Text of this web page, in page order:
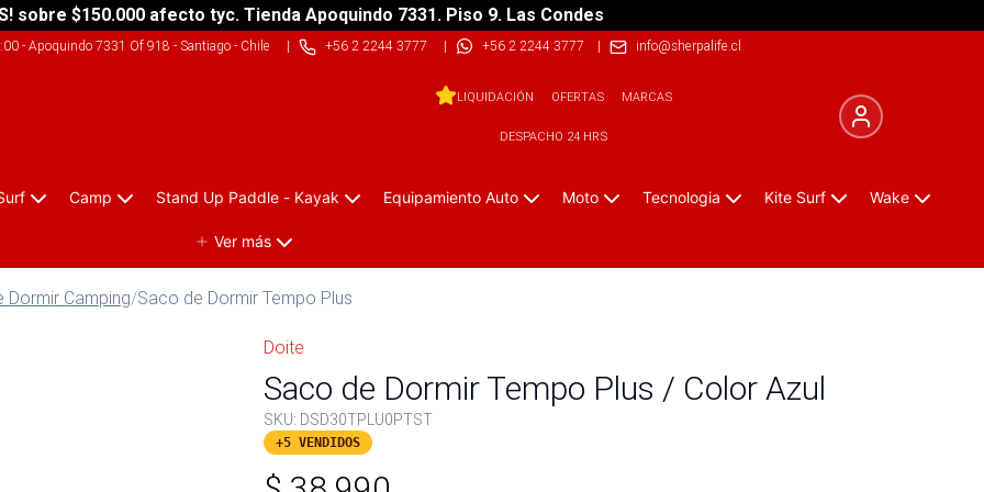
sobre $150.000 afecto tyc. Tienda Apoquindo 7331. Piso 9. Las Condes
- Apoquindo 7331 Of 918 - Santiago - Chile| +56 2 2244 3777 | +56 2 2244 3777 | info@sherpalife.cl
LIQUIDACIÓN OFERTAS MARCAS
DESPACHO 24 HRS
Camp Stand Up Paddle - Kayak Equipamiento Auto Moto Tecnologia Kite Surf Wake
Ver más
Dormir Camping/Saco de Dormir Tempo Plus
Doite
Saco de Dormir Tempo Plus / Color Azul
SKU: DSD30TPLU0PTST
+5 VENDIDOS